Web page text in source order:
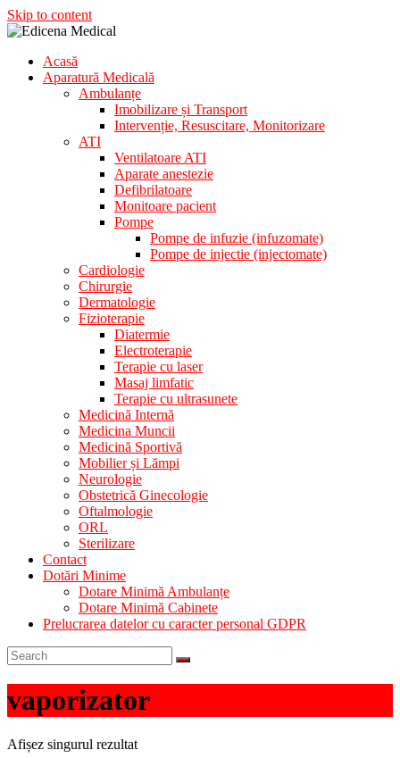
Skip to content
Edicena Medical
Aparatura Medicala
Acasă
Aparatură Medicală
Ambulanțe
Imobilizare și Transport
Intervenție, Resuscitare, Monitorizare
ATI
Ventilatoare ATI
Aparate anestezie
Defibrilatoare
Monitoare pacient
Pompe
Pompe de infuzie (infuzomate)
Pompe de injectie (injectomate)
Cardiologie
Chirurgie
Dermatologie
Fizioterapie
Diatermie
Electroterapie
Terapie cu laser
Masaj limfatic
Terapie cu ultrasunete
Medicină Internă
Medicina Muncii
Medicină Sportivă
Mobilier și Lămpi
Neurologie
Obstetrică Ginecologie
Oftalmologie
ORL
Sterilizare
Contact
Dotări Minime
Dotare Minimă Ambulanțe
Dotare Minimă Cabinete
Prelucrarea datelor cu caracter personal GDPR
vaporizator
Afișez singurul rezultat